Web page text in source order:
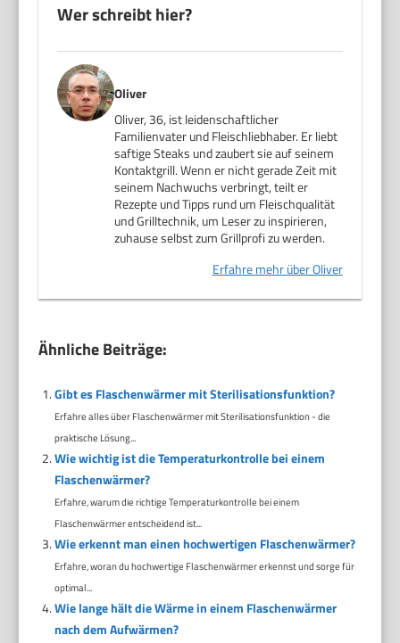
Wer schreibt hier?
Oliver
Oliver, 36, ist leidenschaftlicher
Familienvater und Fleischliebhaber. Er liebt
saftige Steaks und zaubert sie auf seinem
Kontaktgrill. Wenn er nicht gerade Zeit mit
seinem Nachwuchs verbringt, teilt er
Rezepte und Tipps rund um Fleischqualität
und Grilltechnik, um Leser zu inspirieren,
zuhause selbst zum Grillprofi zu werden.
Erfahre mehr über Oliver
Ähnliche Beiträge:
Gibt es Flaschenwärmer mit Sterilisationsfunktion?
Erfahre alles über Flaschenwärmer mit Sterilisationsfunktion - die
praktische Lösung...
Wie wichtig ist die Temperaturkontrolle bei einem
Flaschenwärmer?
Erfahre, warum die richtige Temperaturkontrolle bei einem
Flaschenwärmer entscheidend ist...
Wie erkennt man einen hochwertigen Flaschenwärmer?
Erfahre, woran du hochwertige Flaschenwärmer erkennst und sorge für
optimal...
Wie lange hält die Wärme in einem Flaschenwärmer
nach dem Aufwärmen?